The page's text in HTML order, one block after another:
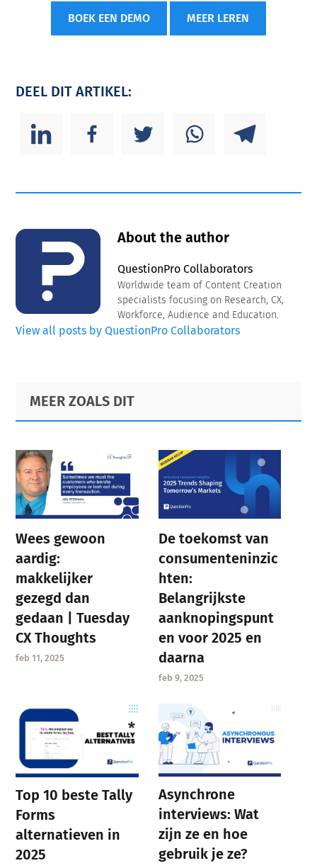
BOEK EEN DEMO MEER LEREN
DEEL DIT ARTIKEL:
About the author
QuestionPro Collaborators
Worldwide team of Content Creation
specialists focusing on Research, CX,
Workforce, Audience and Education.
View all posts by QuestionPro Collaborators
Primary
Sidebar
Footer
MEER ZOALS DIT
Wees gewoon
aardig:
makkelijker
gezegd dan
gedaan | Tuesday
CX Thoughts
feb 11, 2025
De toekomst van
consumenteninzic
hten:
Belangrijkste
aanknopingspunt
en voor 2025 en
daarna
feb 9, 2025
Top 10 beste Tally
Forms
alternatieven in
2025
Asynchrone
interviews: Wat
zijn ze en hoe
gebruik je ze?